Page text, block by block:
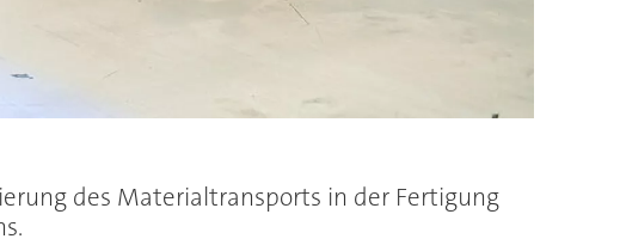
des Materialtransports in der Fertigung